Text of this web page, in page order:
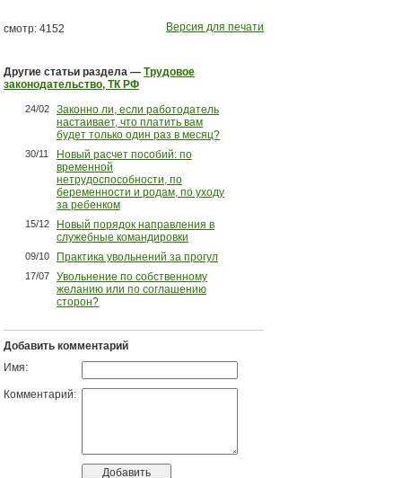
смотр: 4152 Версия для печати
Другие статьи раздела — Трудовое
законодательство, ТК РФ
24/02
Законно ли, если работодатель
настаивает, что платить вам
будет только один раз в месяц?
30/11
Новый расчет пособий: по
временной
нетрудоспособности, по
беременности и родам, по уходу
за ребенком
15/12
Новый порядок направления в
служебные командировки
09/10 Практика увольнений за прогул
17/07
Увольнение по собственному
желанию или по соглашению
сторон?
Добавить комментарий
Имя:
Комментарий: